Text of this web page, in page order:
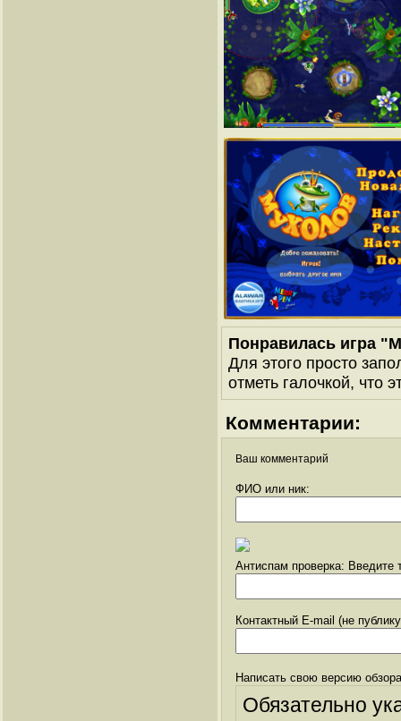
Понравилась игра
Для этого просто
отметь галочкой, что
Комментарии:
Ваш комментарий
ФИО или ник:
Антиспам проверка: Введите
Контактный E-mail (не
Написать свою версию
Обязательно